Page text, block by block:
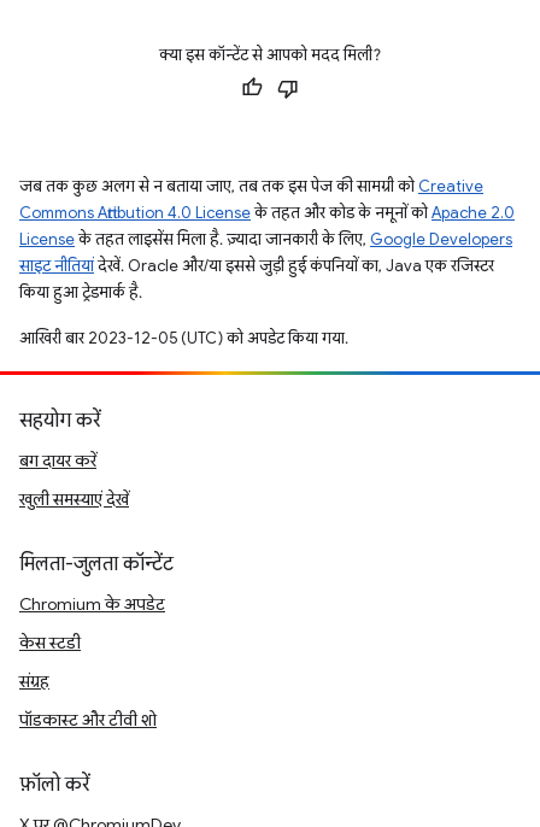
क्या इस कॉन्टेंट से आपको मदद मिली?
जब तक कुछ अलग से न बताया जाए, तब तक इस पेज की सामग्री कोCreative
Commons Attribution 4.0 Licenseके तहत और कोड के नमूनों कोApache 2.0
Licenseके तहत लाइसेंस मिला है. ज़्यादा जानकारी के लिए, Google Developers
साइट नीतियांदेखें. Oracle और/या इससे जुड़ी हुई कंपनियों का, Java एक रजिस्टर
किया हुआ ट्रेडमार्क है.
आखिरी बार 2023-12-05 (UTC) को अपडेट किया गया.
सहयोग करें
बग दायर करें
खुली समस्याएं देखें
मिलता-जुलता कॉन्टेंट
Chromium के अपडेट
केस स्टडी
संग्रह
पॉडकास्ट और टीवी शो
फ़ॉलो करें